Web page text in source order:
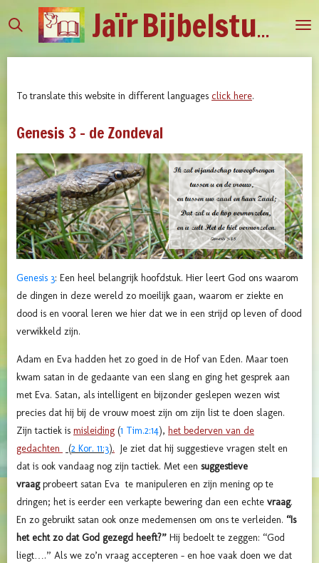
direct
JaïrBijbelstudies
To translate this website in different languages click here.
Genesis 3 - de Zondeval
Genesis 3: Een heel belangrijk hoofdstuk. Hier leert God ons waarom
de dingen in deze wereld zo moeilijk gaan, waarom er ziekte en
dood is en vooral leren we hier dat we in een strijd op leven of dood
verwikkeld zijn.
Adam en Eva hadden het zo goed in de Hof van Eden. Maar toen
kwam satan in de gedaante van een slang en ging het gesprek aan
met Eva. Satan, als intelligent en bijzonder geslepen wezen wist
precies dat hij bij de vrouw moest zijn om zijn list te doen slagen.
Zijn tactiek is misleiding (1 Tim.2:14), het bederven van de
gedachten
(2 Kor. 11:3). Je ziet dat hij suggestieve vragen stelt en
dat is ook vandaag nog zijn tactiek. Met een suggestieve
vraagprobeert satan Eva te manipuleren en zijn mening op te
dringen; het is eerder een verkapte bewering dan een echte vraag.
En zo gebruikt satan ook onze medemensen om ons te verleiden. “Is
het echt zo dat God gezegd heeft?” Hij bedoelt te zeggen: “God
liegt….” Als we zo’n vraag accepteren – en hoe vaak doen we dat